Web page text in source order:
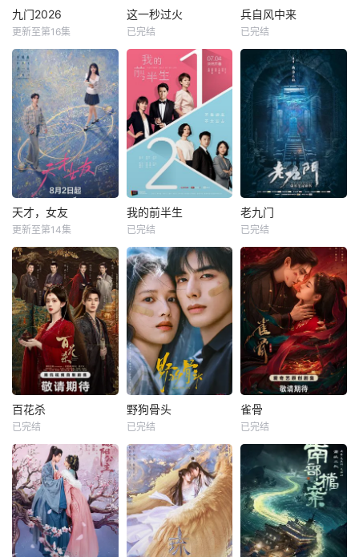
九门2026
更新至第16集
这一秒过火
已完结
兵自风中来
已完结
天才，女友
更新至第14集
我的前半生
已完结
老九门
已完结
百花杀
已完结
野狗骨头
已完结
雀骨
已完结